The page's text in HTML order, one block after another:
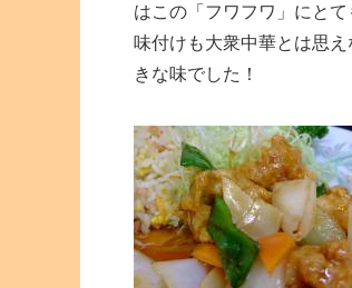
はこの「フワフワ」にとて
味付けも大衆中華とは思
きな味でした！